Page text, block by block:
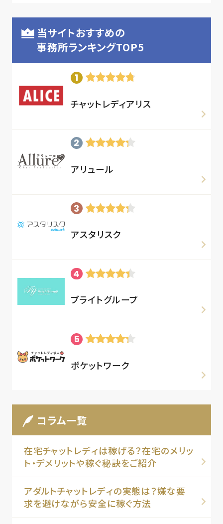
当サイトおすすめの
事務所ランキングTOP5
チャットレディアリス
アリュール
アスタリスク
ブライトグループ
ポケットワーク
コラム一覧
在宅チャットレディは稼げる？在宅のメリッ
ト・デメリットや稼ぐ秘訣をご紹介
アダルトチャットレディの実態は？嫌な要
求を避けながら安全に稼ぐ方法